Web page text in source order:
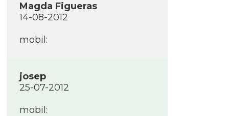
Magda Figueras
14-08-2012
mobil:
josep
25-07-2012
mobil: